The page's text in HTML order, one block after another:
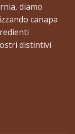
diamo
canapa
distintivi